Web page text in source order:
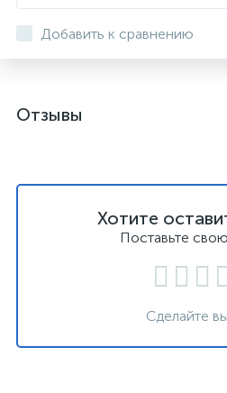
Добавить к сравнению
Отзывы
Хотите
Поставьте
Сделайте